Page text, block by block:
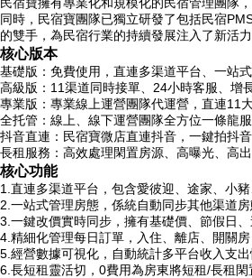
同時，民宿寶團隊已獨立研發了包括民宿
的雙手，為民宿行業的持續發展注入了新活力
核心版本
基礎版：免費使用，直連多渠道平台、一站
高級版：11渠道同時接單、24小時客服、增
專業版：專業線上運營團隊代運營，直連11
全托管：線上、線下運營團隊全方位一條龍
抖音直連：民宿寶微店直連抖音，一鍵拍抖音
長租服務：高效處理閑置房源、高曝光、高
核心功能
1.直連多渠道平台，包含愛彼迎、途家、小
2.一站式管理房態，係統自動同步其他渠道
3.一鍵改價實時同步，擁有基礎價、節假日
4.精細化管理每日訂單，入住、離店、開關房
5.經營數據可視化，自動統計多平台收入支
6.長短租靈活切，0費用為房東將短租/長租